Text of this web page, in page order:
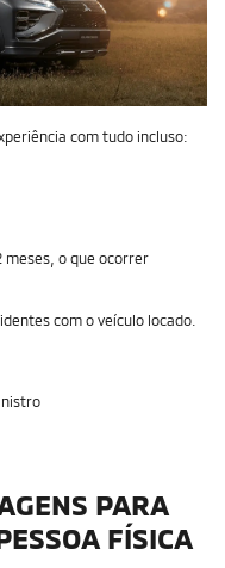
com tudo incluso:
meses, o que ocorrer
com o veículo locado.
PARA
FÍSICA